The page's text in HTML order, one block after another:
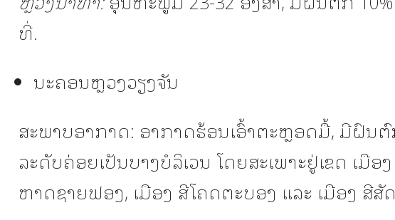
ທີ່.
ນະຄອນຫຼວງວຽງຈັນ
ສະພາບອາກາດ: ອາກາດຮ້ອນເອົ້າຕະຫຼອດມື້, ມີຝົນຕົ
ລະດັບຄ່ອຍເປັນບາງບໍລິເວນ ໂດຍສະເພາະຢູ່ເຂດ ເມືອງ
ຫາດຊາຍຟອງ, ເມືອງ ສີໂຄດຕະບອງ ແລະ ເມືອງ ສີສັ